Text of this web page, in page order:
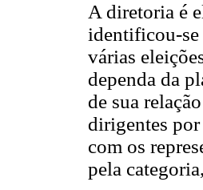
A diretoria é
identificou-se
várias
dependa da
de sua
dirigentes
com os
pela